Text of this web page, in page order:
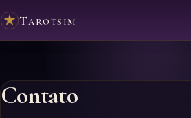
Tarotsim
Contato